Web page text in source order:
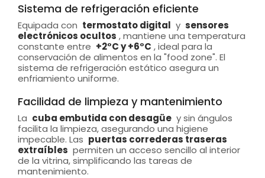
Sistema de refrigeración eficiente
Equipada con termostato digital y sensores
electrónicos ocultos , mantiene una temperatura
constante entre +2°C y +6°C , ideal para la
conservación de alimentos en la "food zone". El
sistema de refrigeración estático asegura un
enfriamiento uniforme.
Facilidad de limpieza y mantenimiento
La cuba embutida con desagüe y sin ángulos
facilita la limpieza, asegurando una higiene
impecable. Las puertas correderas traseras
extraíbles permiten un acceso sencillo al interior
de la vitrina, simplificando las tareas de
mantenimiento.